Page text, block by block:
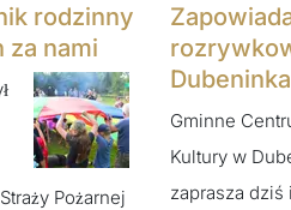
rodzinny
za nami
Pożarnej
Gminne
Kultury w
zaprasza dziś